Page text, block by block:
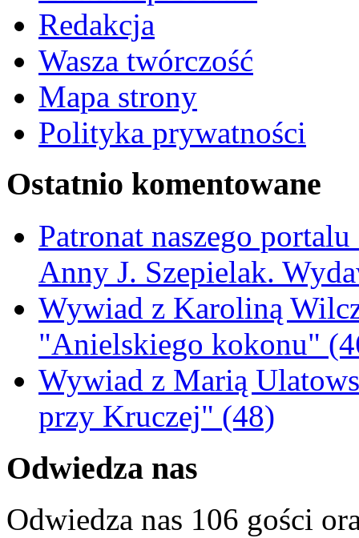
Redakcja
Wasza twórczość
Mapa strony
Polityka prywatności
Ostatnio komentowane
Patronat naszego
Anny J. Szepielak.
Wywiad z Karoliną
"Anielskiego kokonu"
Wywiad z Marią
przy Kruczej" (48)
Odwiedza nas
Odwiedza nas 106 gości